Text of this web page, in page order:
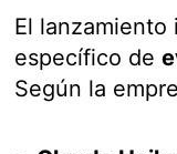
El
específico de
Según la